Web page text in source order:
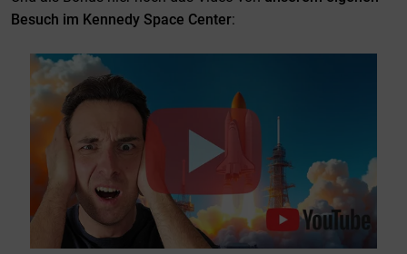
Besuch im Kennedy Space Center: